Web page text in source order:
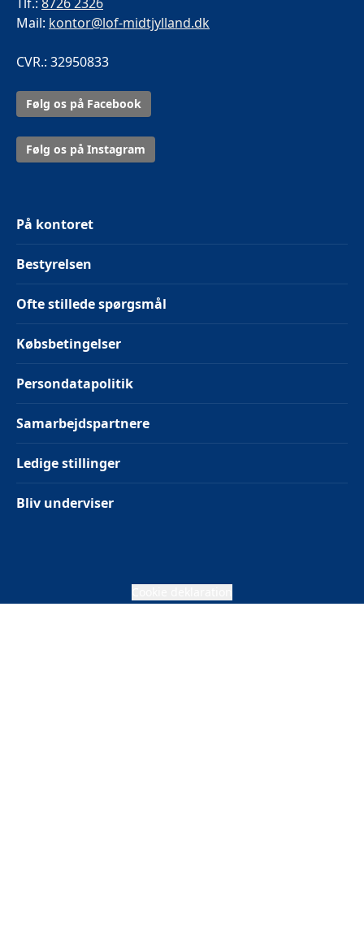
Mail: kontor@lof-midtjylland.dk
CVR.: 32950833
Følg os på Facebook
Følg os på Instagram
På kontoret
Bestyrelsen
Ofte stillede spørgsmål
Købsbetingelser
Persondatapolitik
Samarbejdspartnere
Ledige stillinger
Bliv underviser